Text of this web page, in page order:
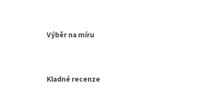
Výběr na míru
Kladné recenze